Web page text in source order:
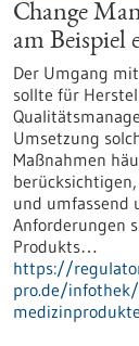
Change
am Beispiel
Der Umgang
sollte für
Umsetzung
Maßnahmen
und umfassend
Anforderungen
Produkts…
https://
pro.de/